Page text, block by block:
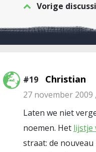
Vorige
#19 Christian
27 november 2009
Laten we niet
noemen. Het lijstje
straat: de